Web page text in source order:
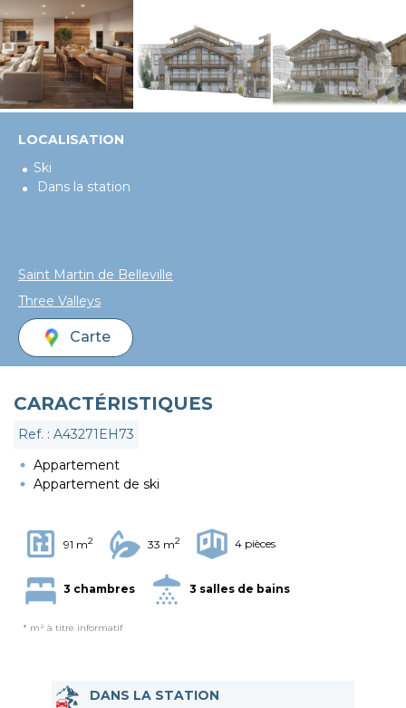
LOCALISATION
Ski
Dans la station
Saint Martin de Belleville
Three Valleys
Carte
CARACTÉRISTIQUES
Ref. : A43271EH73
Appartement
Appartement de ski
91 m2 33 m2 4 pièces
3 chambres 3 salles de bains
* m² à titre informatif
DANS LA STATION